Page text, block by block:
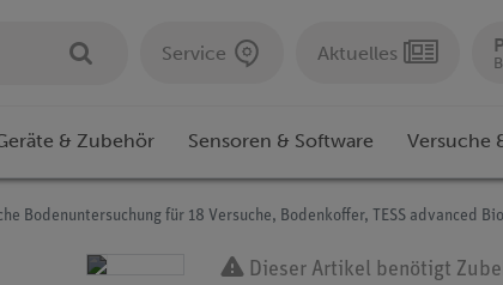
Service Aktuelles
& Zubehör Sensoren & Software Versuche
Bodenuntersuchung für 18 Versuche, Bodenkoffer, TESS advanced
Dieser Artikel benötigt